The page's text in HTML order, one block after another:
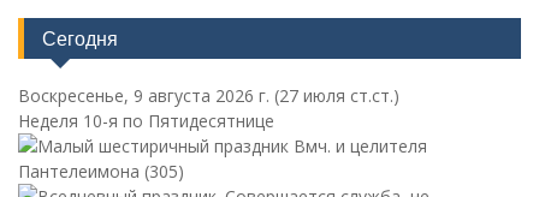
Сегодня
Воскресенье, 9 августа 2026 г. (27 июля ст.ст.)
Неделя 10-я по Пятидесятнице
Вмч. и целителя
Пантелеимона (305)